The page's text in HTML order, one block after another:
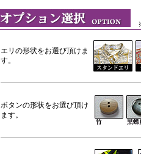
※
エリの形状をお選び頂けま
す。
ボタンの形状をお選び頂け
ます。